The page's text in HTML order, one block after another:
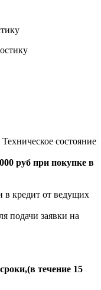
Техническое состояние
руб при покупке в
кредит от ведущих
подачи заявки на
течение 15